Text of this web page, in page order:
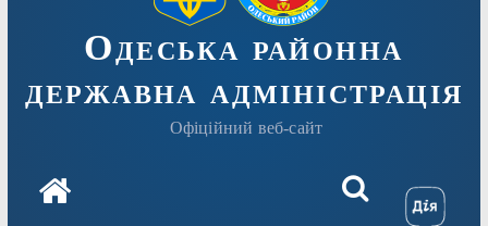
Одеська районна
державна адміністрація
Офіційний веб-сайт